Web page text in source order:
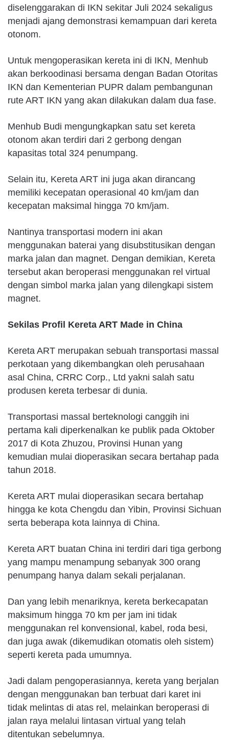
diselenggarakan di IKN sekitar Juli 2024 sekaligus
menjadi ajang demonstrasi kemampuan dari kereta
otonom.
Untuk mengoperasikan kereta ini di IKN, Menhub
akan berkoodinasi bersama dengan Badan Otoritas
IKN dan Kementerian PUPR dalam pembangunan
rute ART IKN yang akan dilakukan dalam dua fase.
Menhub Budi mengungkapkan satu set kereta
otonom akan terdiri dari 2 gerbong dengan
kapasitas total 324 penumpang.
Selain itu, Kereta ART ini juga akan dirancang
memiliki kecepatan operasional 40 km/jam dan
kecepatan maksimal hingga 70 km/jam.
Nantinya transportasi modern ini akan
menggunakan baterai yang disubstitusikan dengan
marka jalan dan magnet. Dengan demikian, Kereta
tersebut akan beroperasi menggunakan rel virtual
dengan simbol marka jalan yang dilengkapi sistem
magnet.
Sekilas Profil Kereta ART Made in China
Kereta ART merupakan sebuah transportasi massal
perkotaan yang dikembangkan oleh perusahaan
asal China, CRRC Corp., Ltd yakni salah satu
produsen kereta terbesar di dunia.
Transportasi massal berteknologi canggih ini
pertama kali diperkenalkan ke publik pada Oktober
2017 di Kota Zhuzou, Provinsi Hunan yang
kemudian mulai dioperasikan secara bertahap pada
tahun 2018.
Kereta ART mulai dioperasikan secara bertahap
hingga ke kota Chengdu dan Yibin, Provinsi Sichuan
serta beberapa kota lainnya di China.
Kereta ART buatan China ini terdiri dari tiga gerbong
yang mampu menampung sebanyak 300 orang
penumpang hanya dalam sekali perjalanan.
Dan yang lebih menariknya, kereta berkecapatan
maksimum hingga 70 km per jam ini tidak
menggunakan rel konvensional, kabel, roda besi,
dan juga awak (dikemudikan otomatis oleh sistem)
seperti kereta pada umumnya.
Jadi dalam pengoperasiannya, kereta yang berjalan
dengan menggunakan ban terbuat dari karet ini
tidak melintas di atas rel, melainkan beroperasi di
jalan raya melalui lintasan virtual yang telah
ditentukan sebelumnya.